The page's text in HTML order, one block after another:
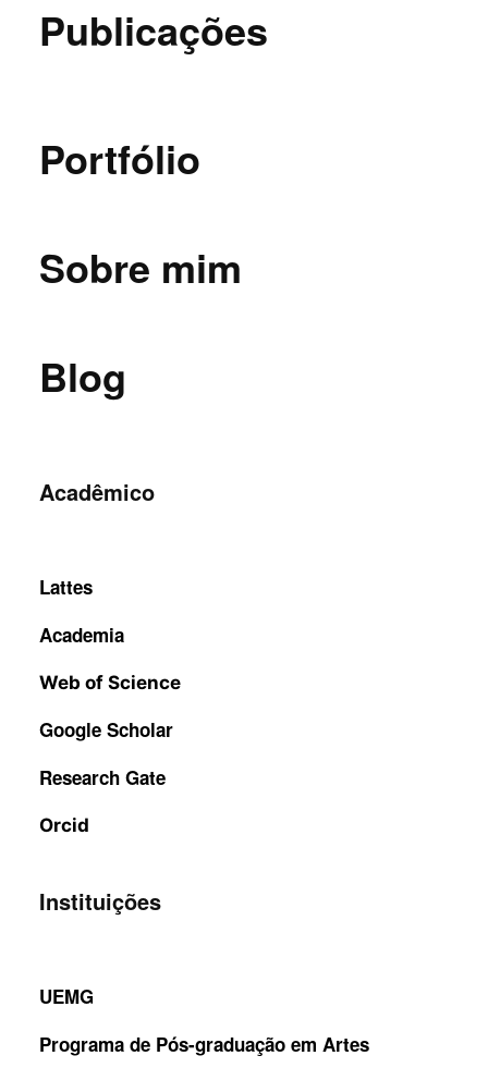
Publicações
Portfólio
Sobre mim
Blog
Acadêmico
Lattes
Academia
Web of Science
Google Scholar
Research Gate
Orcid
Instituições
UEMG
Programa de Pós-graduação em Artes